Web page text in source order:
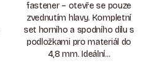
fastener – otevře se pouze
zvednutím hlavy. Kompletní
set horního a spodního dílu s
podložkami pro materiál do
4,8 mm. Ideální...